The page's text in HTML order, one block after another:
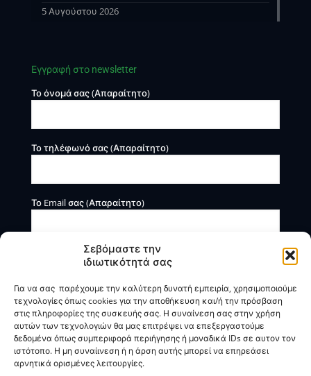
Σεβόμαστε την
ιδιωτικότητά σας
Για να σας παρέχουμε την καλύτερη δυνατή εμπειρία, χρησιμοποιούμε
τεχνολογίες όπως cookies για την αποθήκευση και/ή την πρόσβαση
στις πληροφορίες της συσκευής σας. Η συναίνεση σας στην χρήση
αυτών των τεχνολογιών θα μας επιτρέψει να επεξεργαστούμε
δεδομένα όπως συμπεριφορά περιήγησης ή μοναδικά IDs σε αυτον τον
ιστότοπο. Η μη συναίινεση ή η άρση αυτής μπορεί να επηρεάσει
αρνητικά ορισμένες λειτουργίες.
5 Αυγούστου 2026
Εγγραφή στο newsletter
Το όνομά σας (Απαραίτητο)
Το τηλέφωνό σας (Απαραίτητο)
Το Email σας (Απαραίτητο)
Η BOXmind παρέχει πληροφοριακές και συμβουλευτικές
υπηρεσίες. Δεν προσφέρει υπηρεσίες ρύθμισης ή
διαγραφής οφειλών.